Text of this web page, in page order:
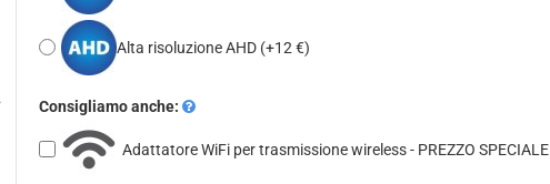
Alta risoluzione AHD (+12 €)
Consigliamo anche:
Adattatore WiFi per trasmissione wireless - PREZZO SPECIALE